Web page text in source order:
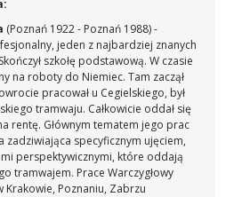
(Poznań 1922 - Poznań 1988) -
jeden z najbardziej znanych
szkołę podstawową. W czasie
na roboty do Niemiec. Tam zaczął
pracował u Cegielskiego, był
tramwaju. Całkowicie oddał się
rentę. Głównym tematem jego prac
zadziwiająca specyficznym ujęciem,
perspektywicznymi, które oddają
tramwajem. Prace Warczygłowy
Krakowie, Poznaniu, Zabrzu